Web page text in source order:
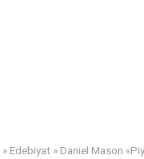
» Edebiyat » Daniel Mason